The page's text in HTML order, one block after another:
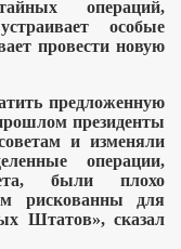
операций,
особые
провести новую
предложенную
президенты
и изменяли
операции,
были плохо
рискованны для
Штатов», сказал